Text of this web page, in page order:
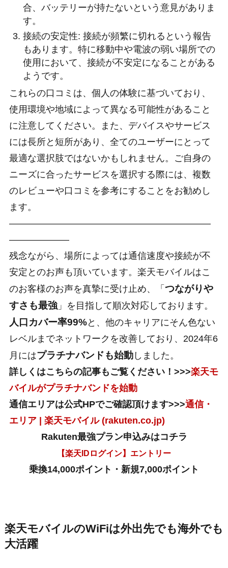
合、バッテリーが持たないという意見がありま
す。
接続の安定性: 接続が頻繁に切れるという報告
もあります。特に移動中や電波の弱い場所での
使用において、接続が不安定になることがある
ようです。
これらの口コミは、個人の体験に基づいており、
使用環境や地域によって異なる可能性があること
に注意してください。また、デバイスやサービス
には長所と短所があり、全てのユーザーにとって
最適な選択肢ではないかもしれません。ご自身の
ニーズに合ったサービスを選択する際には、複数
のレビューや口コミを参考にすることをお勧めし
ます。
——————————————————————
——————–
残念ながら、場所によっては通信速度や接続が不
安定とのお声も頂いています。楽天モバイルはこ
のお客様のお声を真摯に受け止め、「 つながりや
すさも最強」を目指して順次対応しております。
人口カバー率99%と、他のキャリアにそん色ない
レベルまでネットワークを改善しており、2024年6
月にはプラチナバンドも始動しました。
詳しくはこちらの記事もご覧ください！>>>楽天モ
バイルがプラチナバンドを始動
通信エリアは公式HPでご確認頂けます>>>通信・
エリア | 楽天モバイル (rakuten.co.jp)
Rakuten最強プラン申込みはコチラ
【楽天IDログイン】エントリー
乗換14,000ポイント・新規7,000ポイント
楽天モバイルのWiFiは外出先でも海外でも
大活躍